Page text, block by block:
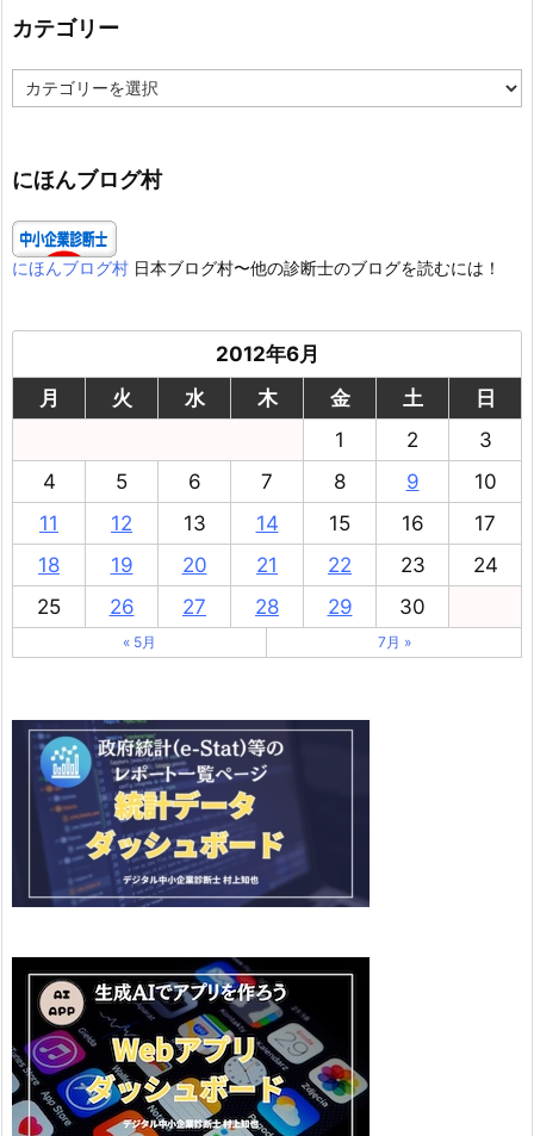
カテゴリー
テ
ー
にほんブログ村
にほんブログ村 日本ブログ村〜他の診断士のブログを読むには！
2012年6月
月
火 水 木 金 土
日
1
2
3
4
5 6 7 8 9
10
11
12 13 14 15 16
17
18
19 20 21 22 23
24
25
26 27 28 29 30
« 5月 7月 »